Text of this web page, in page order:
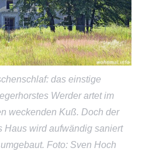
das einstige
Werder artet im
weckenden Kuß. Doch der
Haus wird aufwändig saniert
Foto: Sven Hoch